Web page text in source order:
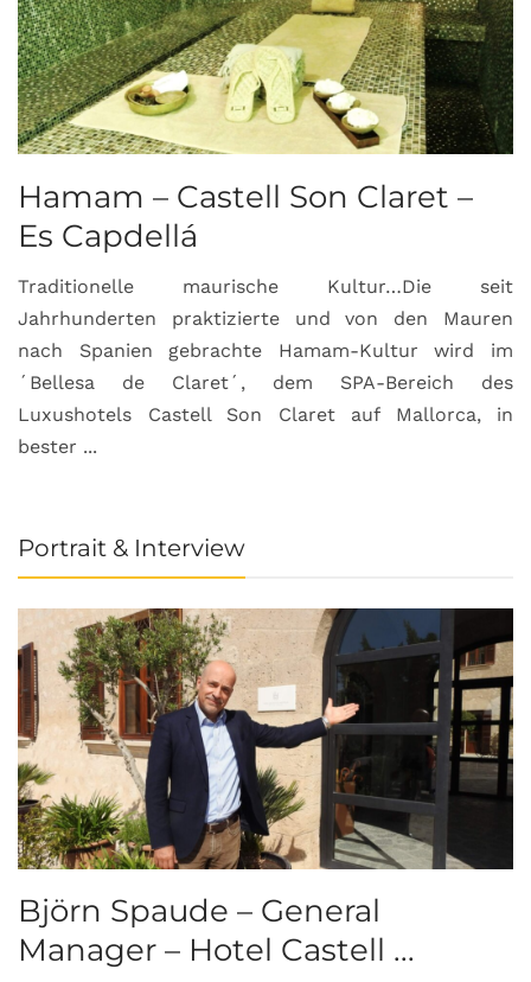
Hamam – Castell Son Claret –
Es Capdellá
Traditionelle maurische Kultur…Die seit
Jahrhunderten praktizierte und von den Mauren
nach Spanien gebrachte Hamam-Kultur wird im
´Bellesa de Claret´, dem SPA-Bereich des
Luxushotels Castell Son Claret auf Mallorca, in
bester ...
Portrait & Interview
Björn Spaude – General
Manager – Hotel Castell ...